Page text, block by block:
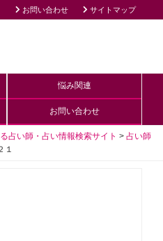
お問い合わせ サイトマップ
悩み関連
お問い合わせ
占い師・占い情報検索サイト > 占い師
１